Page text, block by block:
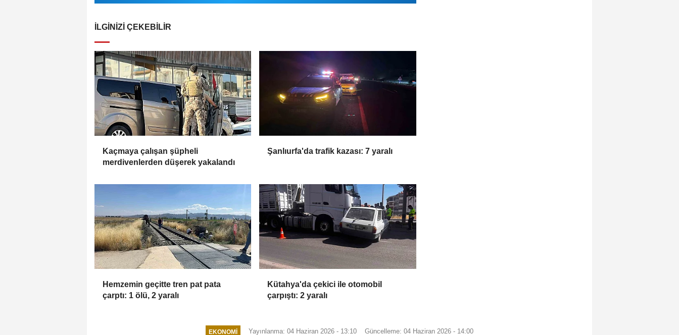
İLGINIZI ÇEKEBILIR
Kaçmaya çalışan şüpheli
merdivenlerden düşerek yakalandı
Şanlıurfa'da trafik kazası: 7 yaralı
Hemzemin geçitte tren pat pata
çarptı: 1 ölü, 2 yaralı
Kütahya'da çekici ile otomobil
çarpıştı: 2 yaralı
EKONOMI Yayınlanma: 04 Haziran 2026 - 13:10 Güncelleme: 04 Haziran 2026 - 14:00